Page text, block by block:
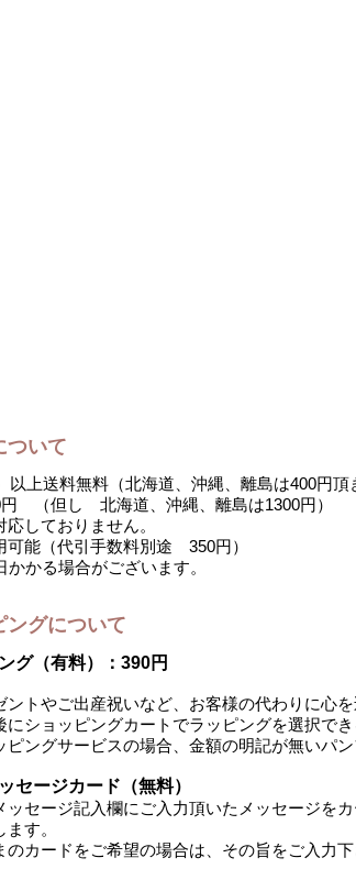
ついて
以上送料無料（北海道、沖縄、離島は400円頂
（但し 北海道、沖縄、離島は1300円）
しておりません。
可能（代引手数料別途 350円）
かかる場合がございます。
ングについて
グ（有料）：390円
ントやご出産祝いなど、お客様の代わりに心を
にショッピングカートでラッ ピングを選択で
ングサービスの場合、金額の明記が無いパン
セージカード（無料）
ッセージ記入欄に ご入力頂いたメッセージを
す。
カードをご希望の場合は、その旨をご入力下